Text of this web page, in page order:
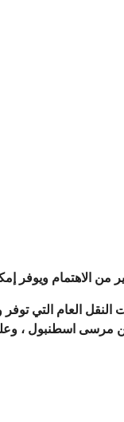
الاهتمام ويوفر
العام التي توفر